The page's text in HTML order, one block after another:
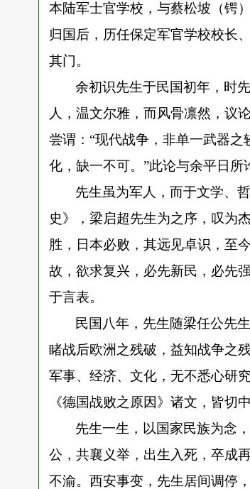
本陆军士官学校，与蔡松坡（锷
归国后，历任保定军官学校校长
其门。
余初识先生于民国初年，时
人，温文尔雅，而风骨凛然，议
尝谓： “现代战争，非单一武器
化，缺一不可。”此论与余平日所
先生虽为军人，而于文学、
史》，梁启超先生为之序，叹为
胜，日本必败，其远见卓识，至
故，欲求复兴，必先新民，必先
于言表。
民国八年，先生随梁任公先
睹战后欧洲之残破，益知战争之
军事、经济、文化，无不悉心研
《德国战败之原因》诸文，皆切
先生一生，以国家民族为念
公，共襄义举，出生入死，卒成
不渝。西安事变，先生居间调停